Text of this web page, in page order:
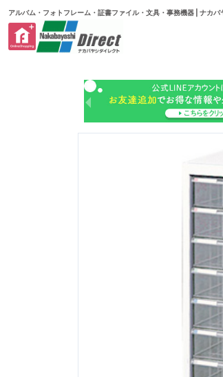
アルバム・フォトフレーム・証書ファイル・文具・事務機器 | ナカ